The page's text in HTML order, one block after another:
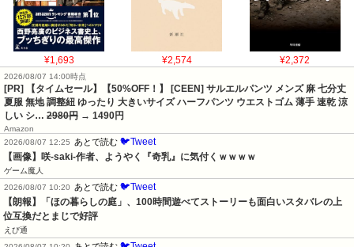
¥1,693 ¥2,574 ¥2,372
2026/08/07 14:00時点
[PR] 【タイムセール】【50%OFF！】 [CEEN] サルエルパンツ メンズ 麻 七分丈
夏服 無地 調整紐 ゆったり 大きいサイズ ハーフパンツ ウエストゴム 薄手 速乾 涼
しい シ… 2980円 → 1490円
Amazon
2026/08/07 12:25
あとで読む 🐦Tweet
【画像】咲-saki-作者、ようやく『奇乳』に気付くｗｗｗｗ
ゲーム魔人
2026/08/07 10:20
あとで読む 🐦Tweet
【朗報】「ほの暮らしの庭」、100時間遊べてストーリーも面白いスタバレの上
位互換だとまじで好評
えび通